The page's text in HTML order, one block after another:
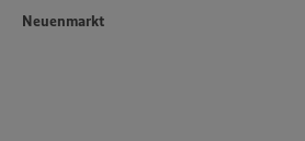
Neuenmarkt